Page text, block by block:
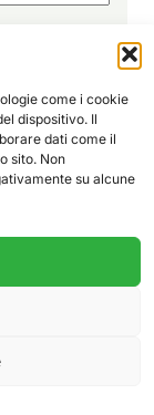
come i cookie
dispositivo. Il
dati come il
sito. Non
su alcune
EDITORIALE
PRIVACY POLICY